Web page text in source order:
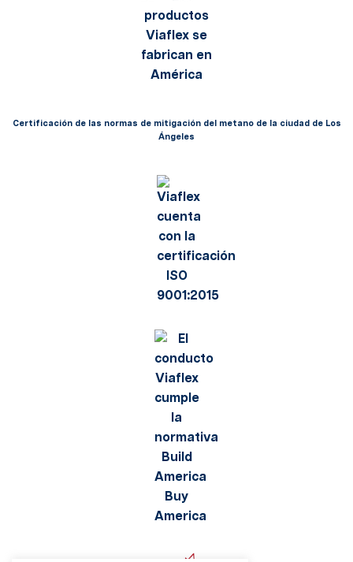
Certificación de las normas de mitigación del metano de la ciudad de Los
Ángeles